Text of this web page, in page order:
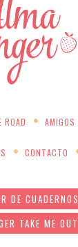
ROAD AMIGOS
CONTACTO
DE CUADERNOS
TAKE ME OUT